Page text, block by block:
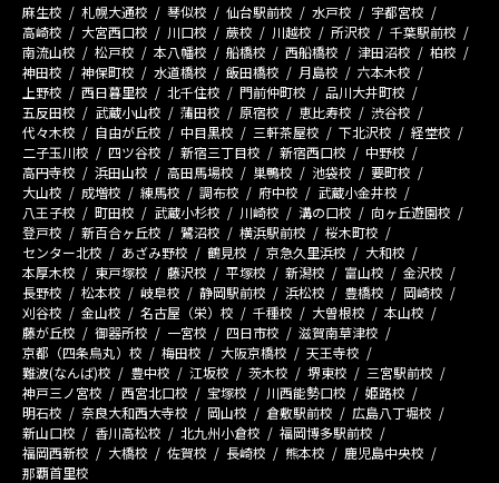
麻生校 札幌大通校 琴似校 仙台駅前校 水戸校
宇都宮校
高崎校
大宮西口校 川口校 蕨校 川越校 所沢校
千葉駅前校
南流山校
松戸校 本八幡校 船橋校 西船橋校 津田沼校
柏校
神田校
神保町校 水道橋校 飯田橋校 月島校
六本木校
上野校
西日暮里校 北千住校 門前仲町校
品川大井町校
五反田校
武蔵小山校 蒲田校 原宿校 恵比寿校
渋谷校
代々木校
自由が丘校 中目黒校 三軒茶屋校 下北沢校
経堂校
二子玉川校
四ツ谷校 新宿三丁目校 新宿西口校
中野校
高円寺校
浜田山校 高田馬場校 巣鴨校 池袋校
要町校
大山校
成増校 練馬校 調布校 府中校
武蔵小金井校
八王子校
町田校 武蔵小杉校 川崎校 溝の口校
向ヶ丘遊園校
登戸校
新百合ヶ丘校 鷺沼校 横浜駅前校
桜木町校
センター北校
あざみ野校 鶴見校 京急久里浜校
大和校
本厚木校
東戸塚校 藤沢校 平塚校 新潟校 富山校
金沢校
長野校
松本校 岐阜校 静岡駅前校 浜松校 豊橋校
岡崎校
刈谷校
金山校 名古屋（栄）校 千種校 大曽根校
本山校
藤が丘校
御器所校 一宮校 四日市校
滋賀南草津校
京都（四条烏丸）校
梅田校 大阪京橋校
天王寺校
難波(なんば)校
豊中校 江坂校 茨木校 堺東校
三宮駅前校
神戸三ノ宮校
西宮北口校 宝塚校 川西能勢口校
姫路校
明石校
奈良大和西大寺校 岡山校 倉敷駅前校
広島八丁堀校
新山口校
香川高松校 北九州小倉校
福岡博多駅前校
福岡西新校
大橋校 佐賀校 長崎校 熊本校
鹿児島中央校
那覇首里校